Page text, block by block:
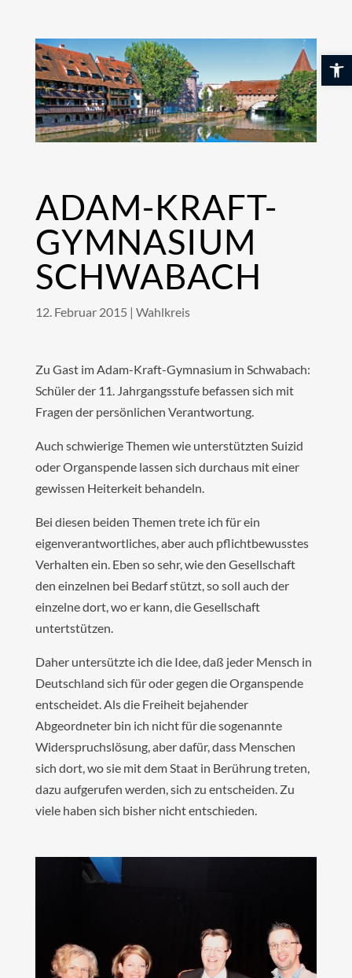
content
ADAM-KRAFT-
GYMNASIUM
SCHWABACH
12. Februar 2015 | Wahlkreis
Zu Gast im Adam-Kraft-Gymnasium in Schwabach:
Schüler der 11. Jahrgangsstufe befassen sich mit
Fragen der persönlichen Verantwortung.
Auch schwierige Themen wie unterstützten Suizid
oder Organspende lassen sich durchaus mit einer
gewissen Heiterkeit behandeln.
Bei diesen beiden Themen trete ich für ein
eigenverantwortliches, aber auch pflichtbewusstes
Verhalten ein. Eben so sehr, wie den Gesellschaft
den einzelnen bei Bedarf stützt, so soll auch der
einzelne dort, wo er kann, die Gesellschaft
untertstützen.
Daher untersützte ich die Idee, daß jeder Mensch in
Deutschland sich für oder gegen die Organspende
entscheidet. Als die Freiheit bejahender
Abgeordneter bin ich nicht für die sogenannte
Widerspruchslösung, aber dafür, dass Menschen
sich dort, wo sie mit dem Staat in Berührung treten,
dazu aufgerufen werden, sich zu entscheiden. Zu
viele haben sich bisher nicht entschieden.